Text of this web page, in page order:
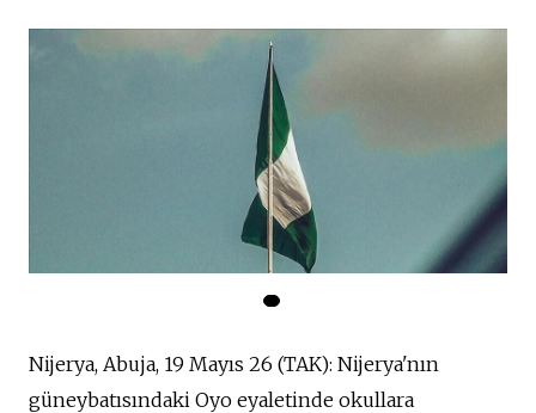
Nijerya, Abuja, 19 Mayıs 26 (TAK): Nijerya'nın
güneybatısındaki Oyo eyaletinde okullara